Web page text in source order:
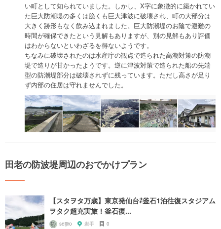
い町として知られていました。しかし、X字に象徴的に築かれてい
た巨大防潮堤の多くは脆くも巨大津波に破壊され、町の大部分は
大きく跡形もなく飲み込まれました。巨大防潮堤のお陰で避難の
時間が確保できたという見解もありますが、別の見解もあり評価
はわからないといわざるを得ないようです。
ちなみに破壊されたのは水産庁の観点で造られた高潮対策の防潮
堤で造りが甘かったようです。逆に津波対策で造られた船の先端
型の防潮堤部分は破壊されずに残っています。ただし高さが足り
ず内部の住居は守れませんでした。
田老の防波堤周辺のおでかけプラン
【スタヲタ万歳】東京発仙台⇄釜石1泊往復スタジアム
ヲタク超充実旅！釜石復...
seijiro 岩手 0